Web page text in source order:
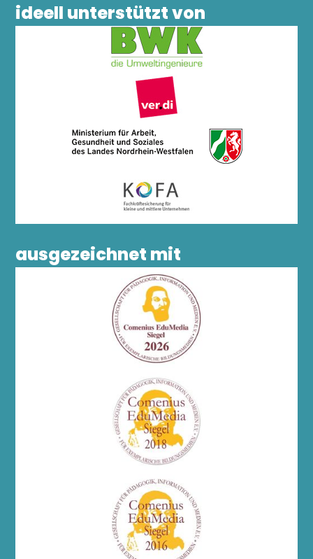
ideell unterstützt von
ausgezeichnet mit